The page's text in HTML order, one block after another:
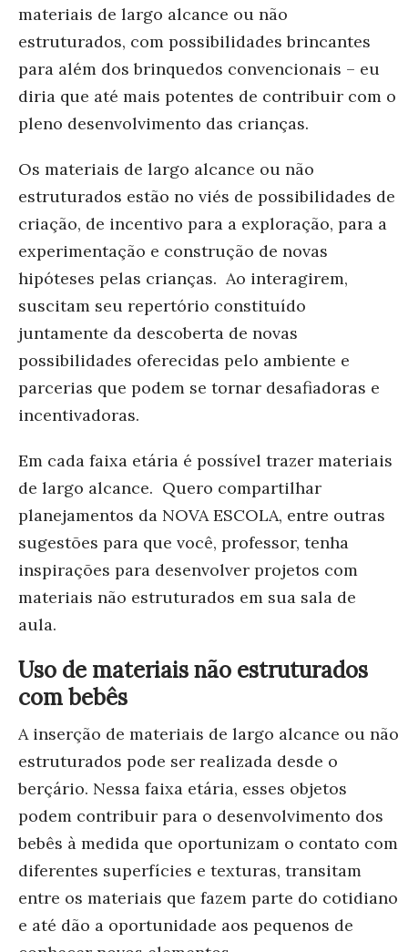
materiais de largo alcance ou não
estruturados, com possibilidades brincantes
para além dos brinquedos convencionais – eu
diria que até mais potentes de contribuir com o
pleno desenvolvimento das crianças.
Os materiais de largo alcance ou não
estruturados estão no viés de possibilidades de
criação, de incentivo para a exploração, para a
experimentação e construção de novas
hipóteses pelas crianças. Ao interagirem,
suscitam seu repertório constituído
juntamente da descoberta de novas
possibilidades oferecidas pelo ambiente e
parcerias que podem se tornar desafiadoras e
incentivadoras.
Em cada faixa etária é possível trazer materiais
de largo alcance. Quero compartilhar
planejamentos da NOVA ESCOLA, entre outras
sugestões para que você, professor, tenha
inspirações para desenvolver projetos com
materiais não estruturados em sua sala de
aula.
Uso de materiais não estruturados
com bebês
A inserção de materiais de largo alcance ou não
estruturados pode ser realizada desde o
berçário. Nessa faixa etária, esses objetos
podem contribuir para o desenvolvimento dos
bebês à medida que oportunizam o contato com
diferentes superfícies e texturas, transitam
entre os materiais que fazem parte do cotidiano
e até dão a oportunidade aos pequenos de